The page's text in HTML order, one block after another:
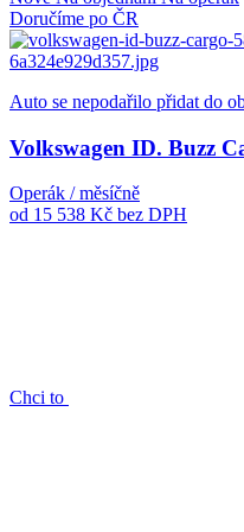
Doručíme po ČR
Auto se nepodařilo přidat do
Volkswagen ID. Buzz
Operák / měsíčně
od 15 538 Kč bez DPH
Chci to